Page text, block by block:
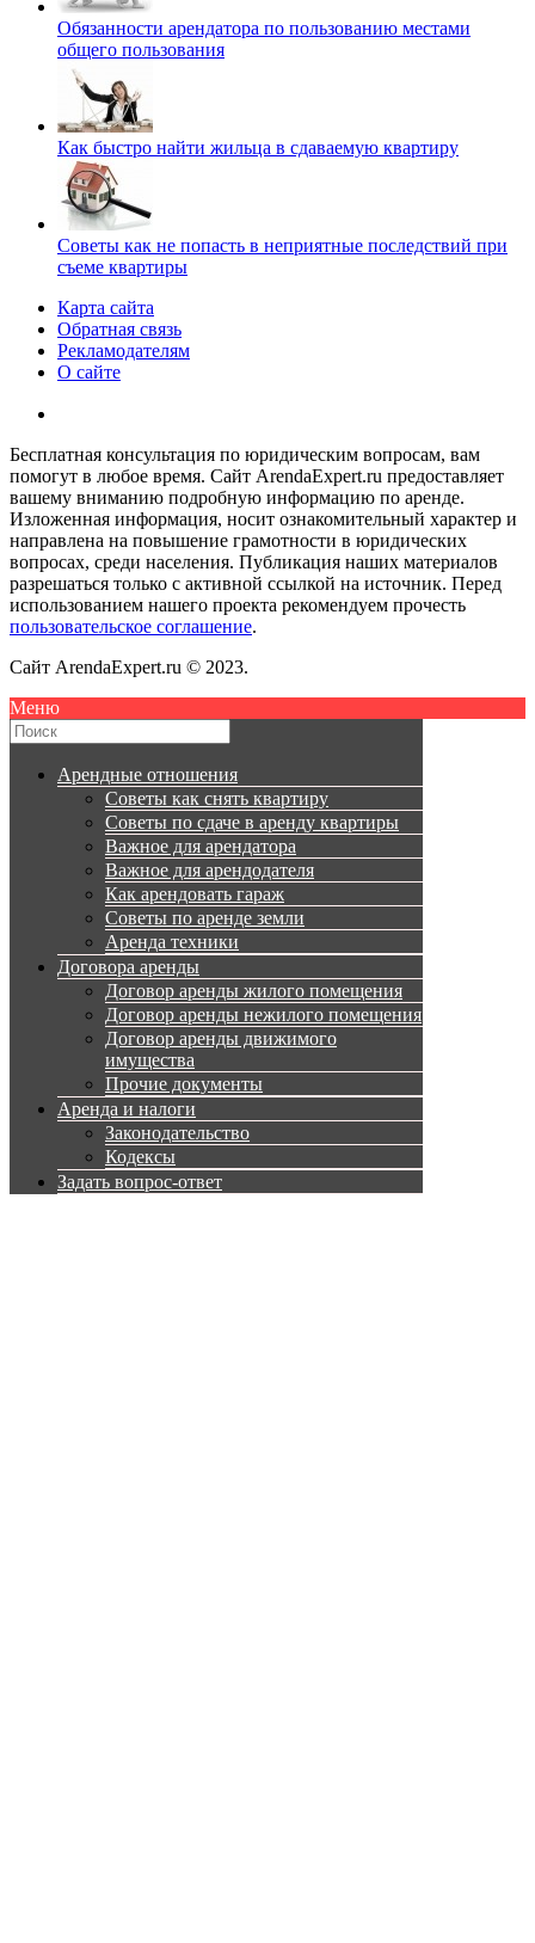
Обязанности арендатора по пользованию местами
общего пользования
Как быстро найти жильца в сдаваемую квартиру
Советы как не попасть в неприятные последствий при
съеме квартиры
Карта сайта
Обратная связь
Рекламодателям
О сайте
Бесплатная консультация по юридическим вопросам, вам
помогут в любое время. Сайт ArendaExpert.ru предоставляет
вашему вниманию подробную информацию по аренде.
Изложенная информация, носит ознакомительный характер и
направлена на повышение грамотности в юридических
вопросах, среди населения. Публикация наших материалов
разрешаться только с активной ссылкой на источник. Перед
использованием нашего проекта рекомендуем прочесть
пользовательское соглашение.
Сайт ArendaExpert.ru © 2023.
Меню
Арендные отношения
Советы как снять квартиру
Советы по сдаче в аренду квартиры
Важное для арендатора
Важное для арендодателя
Как арендовать гараж
Советы по аренде земли
Аренда техники
Договора аренды
Договор аренды жилого помещения
Договор аренды нежилого помещения
Договор аренды движимого
имущества
Прочие документы
Аренда и налоги
Законодательство
Кодексы
Задать вопрос-ответ